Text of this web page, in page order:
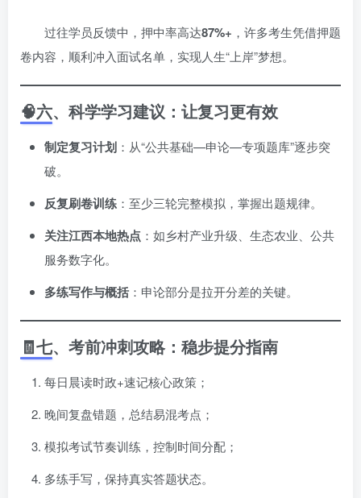
过往学员反馈中，押中率高达87%+ ，许多考生凭借押题
卷内容，顺利冲入面试名单，实现人生“上岸”梦想。
🧠六、科学学习建议：让复习更有效
制定复习计划 ：从“公共基础—申论—专项题库”逐步突
破。
反复刷卷训练 ：至少三轮完整模拟，掌握出题规律。
关注江西本地热点 ：如乡村产业升级、生态农业、公共
服务数字化。
多练写作与概括 ：申论部分是拉开分差的关键。
🧾七、考前冲刺攻略：稳步提分指南
每日晨读时政+速记核心政策；
晚间复盘错题，总结易混考点；
模拟考试节奏训练，控制时间分配；
多练手写，保持真实答题状态。